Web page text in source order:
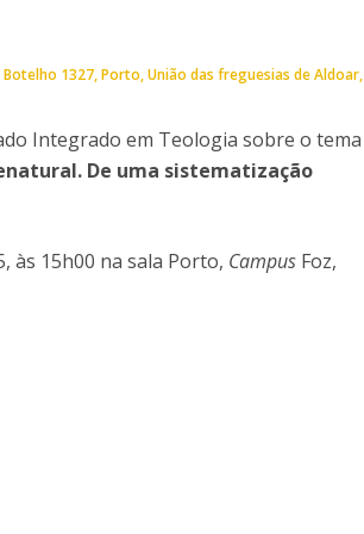
1327 Porto União das freguesias de Aldoar,
Integrado em Teologia sobre o tema
De uma sistematização
às 15h00 na sala Porto, Campus Foz,